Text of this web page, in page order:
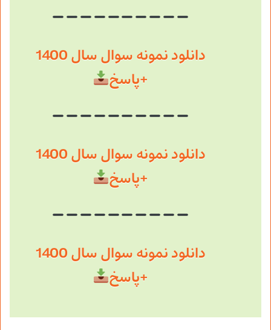
دانلود نمونه سوال سال 1400
+پاسخ
دانلود نمونه سوال سال 1400
+پاسخ
دانلود نمونه سوال سال 1400
+پاسخ